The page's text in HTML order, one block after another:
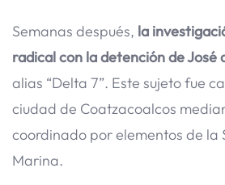
Semanas después, la
radical con la detención de José
alias “Delta 7”. Este sujeto fue
ciudad de Coatzacoalcos
coordinado por elementos de la
Marina.